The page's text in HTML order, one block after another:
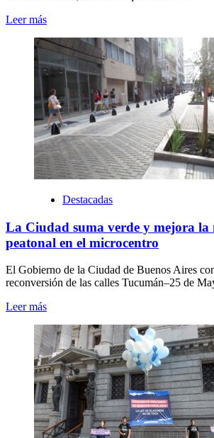
Leer más
Destacadas
La Ciudad suma verde y mejora
peatonal en el microcentro
El Gobierno de la Ciudad de Buenos Aires
reconversión de las calles Tucumán–25 de
Leer más